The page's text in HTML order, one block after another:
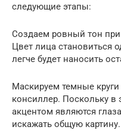
следующие этапы:
Создаем ровный тон
Цвет лица становиться
легче будет наносить
Маскируем темные круги
консиллер. Поскольку в
акцентом являются
искажать общую картину.